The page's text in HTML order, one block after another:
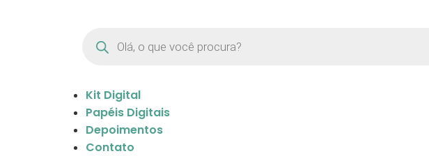
Kit Digital
Papéis Digitais
Depoimentos
Contato